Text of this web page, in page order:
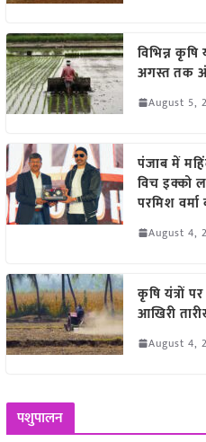
विभिन्न
अगस्त तक
August 5,
पंजाब में
विच इक्को
परमिश
August 4,
कृषि यंत्रों
आखिरी
August 4,
पशुपालन